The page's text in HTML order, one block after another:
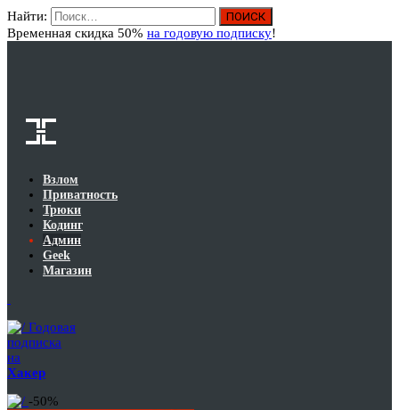
Найти:
Временная скидка 50% на годовую подписку!
Взлом
Приватность
Трюки
Кодинг
Админ
Geek
Магазин
Годовая
подписка
на
Хакер
-50%